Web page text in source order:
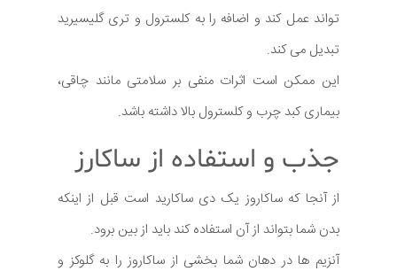
تواند عمل کند و اضافه را به کلسترول و تری گلیسیرید
تبدیل می کند.
این ممکن است اثرات منفی بر سلامتی مانند چاقی،
بیماری کبد چرب و کلسترول بالا داشته باشد.
جذب و استفاده از ساکارز
از آنجا که ساکاروز یک دی ساکارید است قبل از اینکه
بدن شما بتواند از آن استفاده کند باید از بین برود.
آنزیم ها در دهان شما بخشی از ساکاروز را به گلوکز و